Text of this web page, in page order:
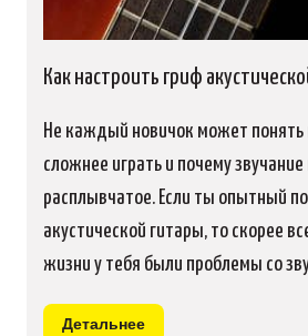
Как настроить гриф
Не каждый новичок может понять
сложнее играть и почему звучание
расплывчатое. Если ты опытный
акустической гитары, то скорее
жизни у тебя были проблемы со
Детальнее